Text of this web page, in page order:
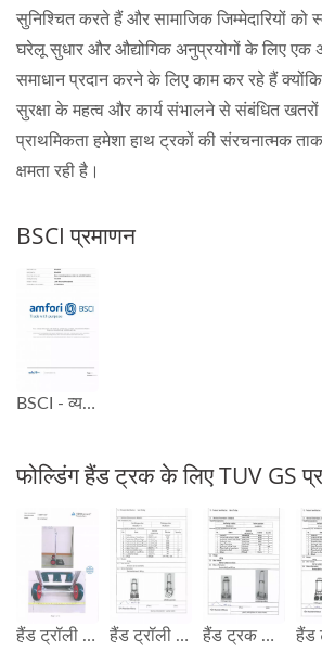
सुनिश्चित करते हैं और सामाजिक जिम्मेदारियों को
घरेलू सुधार और औद्योगिक अनुप्रयोगों के लिए एक
समाधान प्रदान करने के लिए काम कर रहे हैं क्योंकि
सुरक्षा के महत्व और कार्य संभालने से संबंधित
प्राथमिकता हमेशा हाथ ट्रकों की संरचनात्मक
क्षमता रही है।
BSCI प्रमाणन
BSCI - व्यवसाय सामाजिक अनुपालन पहल प्रमाणन
फोल्डिंग हैंड ट्रक के लिए TUV GS
हैंड ट्रॉली क्षमता 100 KG GS परीक्षण रिपोर्ट हैंड ट्रॉली क्षमता 100 KG GS परीक्षण रिपोर्ट हैंड ट्रक क्षमता 60 KG GS परीक्षण रिपोर्ट